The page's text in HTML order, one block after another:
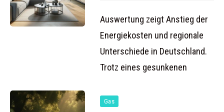
Nachzahlungen für
Haushalte
Auswertung zeigt Anstieg der
Energiekosten und regionale
Unterschiede in Deutschland.
Trotz eines gesunkenen
Gas